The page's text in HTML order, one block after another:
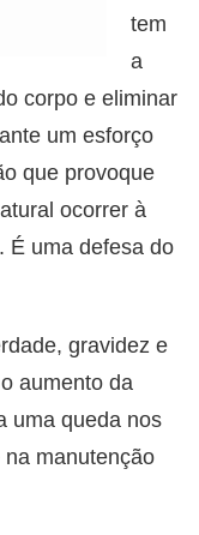
tem
a
corpo e eliminar
um esforço
que provoque
ocorrer à
É uma defesa do
gravidez e
aumento da
uma queda nos
manutenção